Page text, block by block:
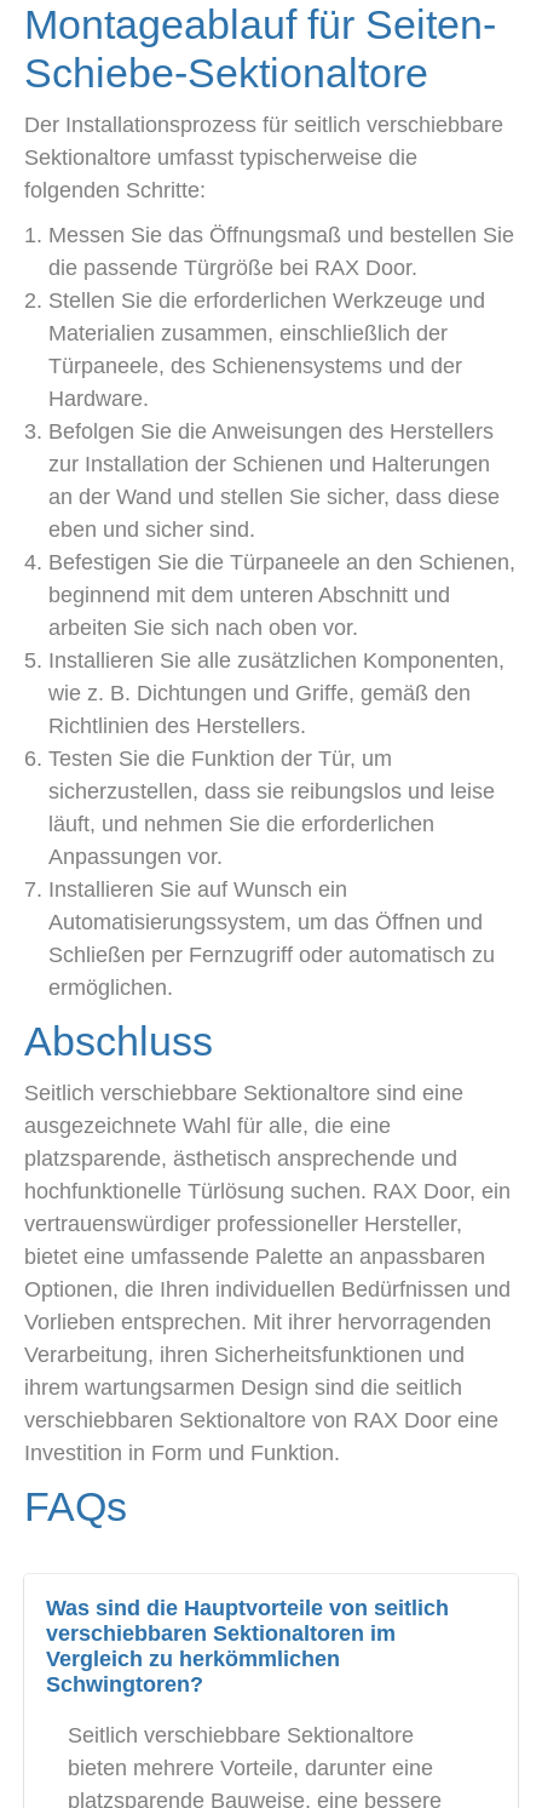
Montageablauf für Seiten-
Schiebe-Sektionaltore
Der Installationsprozess für seitlich verschiebbare
Sektionaltore umfasst typischerweise die
folgenden Schritte:
Messen Sie das Öffnungsmaß und bestellen Sie
die passende Türgröße bei RAX Door.
Stellen Sie die erforderlichen Werkzeuge und
Materialien zusammen, einschließlich der
Türpaneele, des Schienensystems und der
Hardware.
Befolgen Sie die Anweisungen des Herstellers
zur Installation der Schienen und Halterungen
an der Wand und stellen Sie sicher, dass diese
eben und sicher sind.
Befestigen Sie die Türpaneele an den Schienen,
beginnend mit dem unteren Abschnitt und
arbeiten Sie sich nach oben vor.
Installieren Sie alle zusätzlichen Komponenten,
wie z. B. Dichtungen und Griffe, gemäß den
Richtlinien des Herstellers.
Testen Sie die Funktion der Tür, um
sicherzustellen, dass sie reibungslos und leise
läuft, und nehmen Sie die erforderlichen
Anpassungen vor.
Installieren Sie auf Wunsch ein
Automatisierungssystem, um das Öffnen und
Schließen per Fernzugriff oder automatisch zu
ermöglichen.
Abschluss
Seitlich verschiebbare Sektionaltore sind eine
ausgezeichnete Wahl für alle, die eine
platzsparende, ästhetisch ansprechende und
hochfunktionelle Türlösung suchen. RAX Door, ein
vertrauenswürdiger professioneller Hersteller,
bietet eine umfassende Palette an anpassbaren
Optionen, die Ihren individuellen Bedürfnissen und
Vorlieben entsprechen. Mit ihrer hervorragenden
Verarbeitung, ihren Sicherheitsfunktionen und
ihrem wartungsarmen Design sind die seitlich
verschiebbaren Sektionaltore von RAX Door eine
Investition in Form und Funktion.
FAQs
Was sind die Hauptvorteile von seitlich
verschiebbaren Sektionaltoren im
Vergleich zu herkömmlichen
Schwingtoren?
Seitlich verschiebbare Sektionaltore
bieten mehrere Vorteile, darunter eine
platzsparende Bauweise, eine bessere